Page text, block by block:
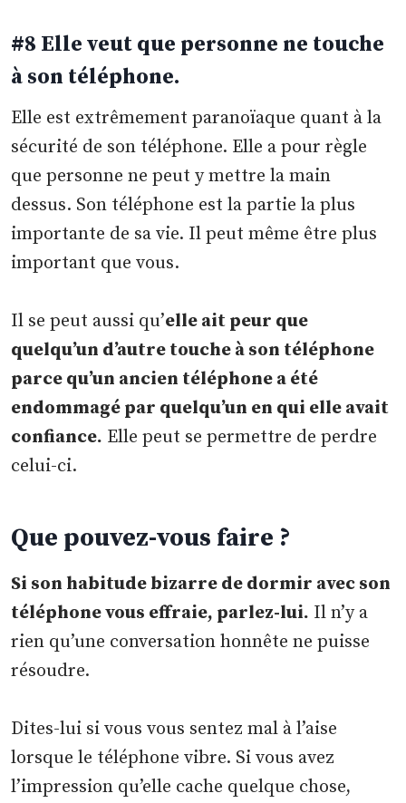
#8 Elle veut que personne ne touche
à son téléphone.
Elle est extrêmement paranoïaque quant à la
sécurité de son téléphone. Elle a pour règle
que personne ne peut y mettre la main
dessus. Son téléphone est la partie la plus
importante de sa vie. Il peut même être plus
important que vous.
Il se peut aussi qu’elle ait peur que
quelqu’un d’autre touche à son téléphone
parce qu’un ancien téléphone a été
endommagé par quelqu’un en qui elle avait
confiance. Elle peut se permettre de perdre
celui-ci.
Que pouvez-vous faire ?
Si son habitude bizarre de dormir avec son
téléphone vous effraie, parlez-lui. Il n’y a
rien qu’une conversation honnête ne puisse
résoudre.
Dites-lui si vous vous sentez mal à l’aise
lorsque le téléphone vibre. Si vous avez
l’impression qu’elle cache quelque chose,